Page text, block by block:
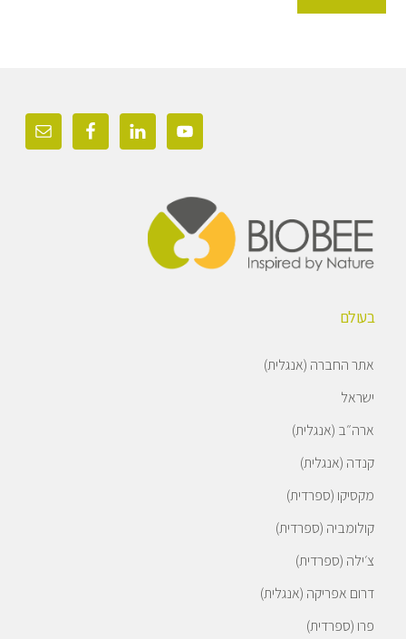
בעולם
אתר החברה (אנגלית)
ישראל
ארה״ב (אנגלית)
קנדה (אנגלית)
מקסיקו (ספרדית)
קולומביה (ספרדית)
צ׳ילה (ספרדית)
דרום אפריקה (אנגלית)
פרו (ספרדית)